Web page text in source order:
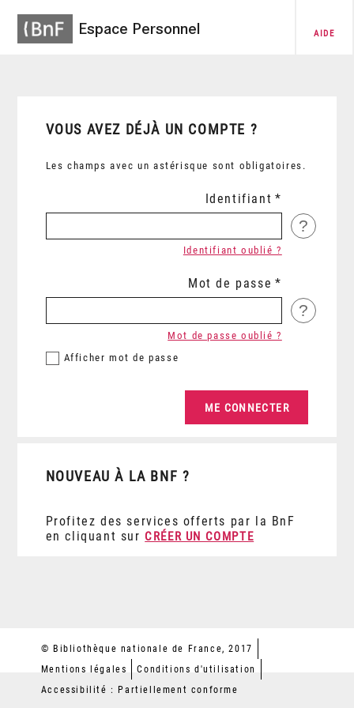
Espace Personnel AIDE
VOUS AVEZ DÉJÀ UN COMPTE ?
Les champs avec un astérisque sont obligatoires.
Identifiant
?
Identifiant oublié ?
Mot de passe
?
Afficher mot de passe
Mot de passe oublié ?
NOUVEAU À LA BNF ?
Profitez des services offerts par la BnF
en cliquant sur CRÉER UN COMPTE
© Bibliothèque nationale de France, 2017
Mentions légales
Conditions d'utilisation
Accessibilité : Partiellement conforme